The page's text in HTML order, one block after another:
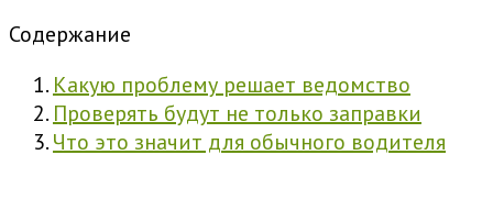
Содержание
Какую проблему решает ведомство
Проверять будут не только заправки
Что это значит для обычного водителя